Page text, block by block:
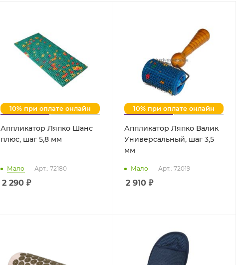
10% при оплате онлайн
Аппликатор Ляпко Шанс
плюс, шаг 5,8 мм
Мало Арт.: 72180
2 290₽
10% при оплате онлайн
Аппликатор Ляпко Валик
Универсальный, шаг 3,5
мм
Мало Арт.: 72019
2 910₽